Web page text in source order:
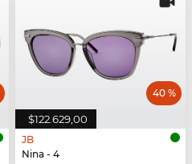
$122.629,00
40 %
JB
Nina - 4